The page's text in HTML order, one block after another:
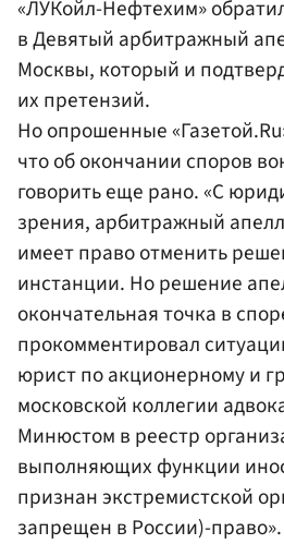
«ЛУКойл-Нефтехим»
в Девятый арбитражный
Москвы, который и
их претензий.
Но опрошенные
что об окончании споров
говорить еще рано. «С
зрения, арбитражный
имеет право отменить
инстанции. Но решение
окончательная точка в
прокомментировал
юрист по акционерному и
московской коллегии
Минюстом в реестр
выполняющих функции
признан экстремистской
запрещен в России)-